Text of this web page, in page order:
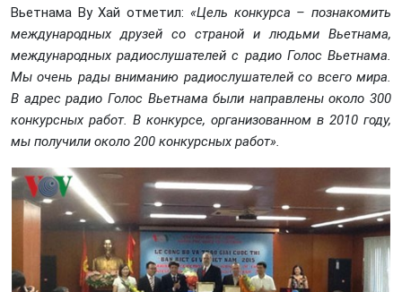
Вьетнама Ву Хай отметил: «Цель конкурса – познакомить
международных друзей со страной и людьми Вьетнама,
международных радиослушателей с радио Голос Вьетнама.
Мы очень рады вниманию радиослушателей со всего мира.
В адрес радио Голос Вьетнама были направлены около 300
конкурсных работ. В конкурсе, организованном в 2010 году,
мы получили около 200 конкурсных работ».